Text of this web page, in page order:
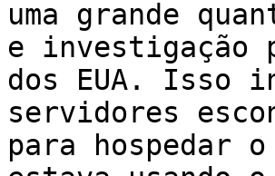
uma grande
e investigação
dos EUA. Isso
servidores
para hospedar